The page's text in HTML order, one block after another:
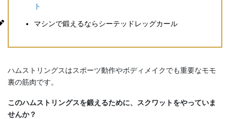
ト
マシンで鍛えるならシーテッドレッグカール
ハムストリングスはスポーツ動作やボディメイクでも重要なモモ
裏の筋肉です。
このハムストリングスを鍛えるために、スクワットをやっていま
せんか？